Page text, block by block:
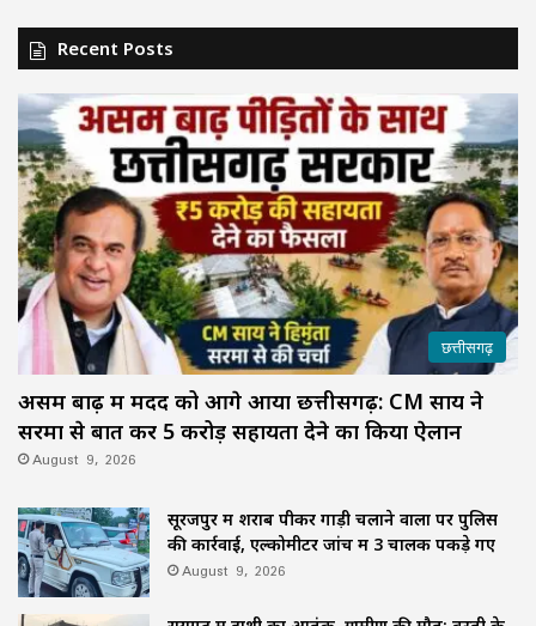
Recent Posts
छत्तीसगढ़
असम बाढ़ में मदद को आगे आया छत्तीसगढ़: CM साय ने
सरमा से बात कर ₹5 करोड़ सहायता देने का किया ऐलान
August 9, 2026
सूरजपुर में शराब पीकर गाड़ी चलाने वालों पर पुलिस
की कार्रवाई, एल्कोमीटर जांच में 3 चालक पकड़े गए
August 9, 2026